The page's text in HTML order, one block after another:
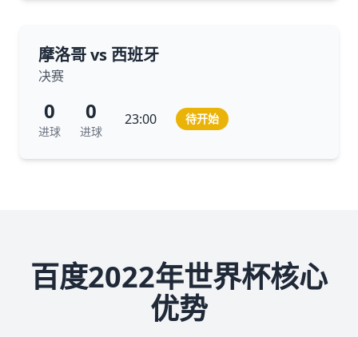
摩洛哥 vs 西班牙
决赛
0
进球
0
进球
23:00 待开始
百度2022年世界杯核心
优势